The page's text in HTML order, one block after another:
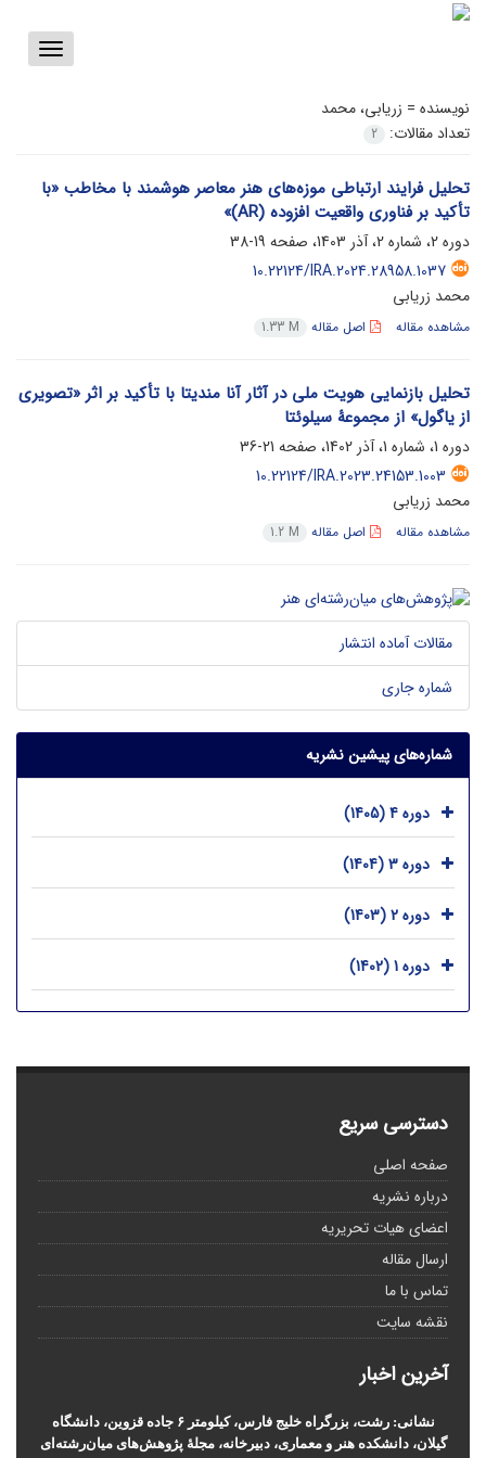
Toggle
نویسنده = زریابی، محمد
تعداد مقالات:
2
تحلیل فرایند ارتباطی موزه‌های هنر معاصر هوشمند با مخاطب «با
تأکید بر فناوری واقعیت افزوده (AR)»
دوره 2، شماره 2، آذر 1403، صفحه
19-38
10.22124/IRA.2024.28958.1037
محمد زریابی
مشاهده مقاله اصل مقاله 1.33 M
تحلیل بازنمایی هویت ملی در آثار آنا مندیتا با تأکید بر اثر «تصویری
از یاگول» از مجموعۀ سیلوئتا
دوره 1، شماره 1، آذر 1402، صفحه
21-36
10.22124/IRA.2023.24153.1003
محمد زریابی
مشاهده مقاله اصل مقاله 1.2 M
مقالات آماده انتشار
شماره جاری
شماره‌های پیشین نشریه
دوره 4 (1405)
دوره 3 (1404)
دوره 2 (1403)
دوره 1 (1402)
دسترسی سریع
صفحه اصلی
درباره نشریه
اعضای هیات تحریریه
ارسال مقاله
تماس با ما
نقشه سایت
آخرین اخبار
نشانی: رشت، بزرگراه خلیج فارس، کیلومتر ۶ جاده قزوین، دانشگاه
گیلان، دانشکده هنر و معماری، دبیرخانه، مجلۀ پژوهش‌های میان‌رشته‌ای